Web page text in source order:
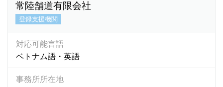
常陸舗道有限会社
登録支援機関
対応可能言語
ベトナム語・英語
事務所所在地